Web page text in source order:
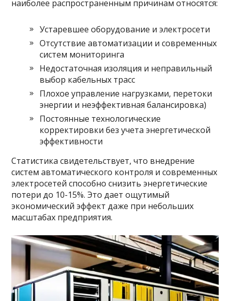
наиболее распространенным причинам относятся:
Устаревшее оборудование и электросети
Отсутствие автоматизации и современных
систем мониторинга
Недостаточная изоляция и неправильный
выбор кабельных трасс
Плохое управление нагрузками, перетоки
энергии и неэффективная балансировка)
Постоянные технологические
корректировки без учета энергетической
эффективности
Статистика свидетельствует, что внедрение
систем автоматического контроля и современных
электросетей способно снизить энергетические
потери до 10-15%. Это дает ощутимый
экономический эффект даже при небольших
масштабах предприятия.